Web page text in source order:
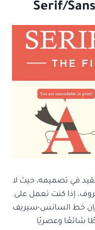
في تصميمه، حيث لا
إذا كنت تعمل على
خط السانس-سيريف
شائعًا وعصريًا